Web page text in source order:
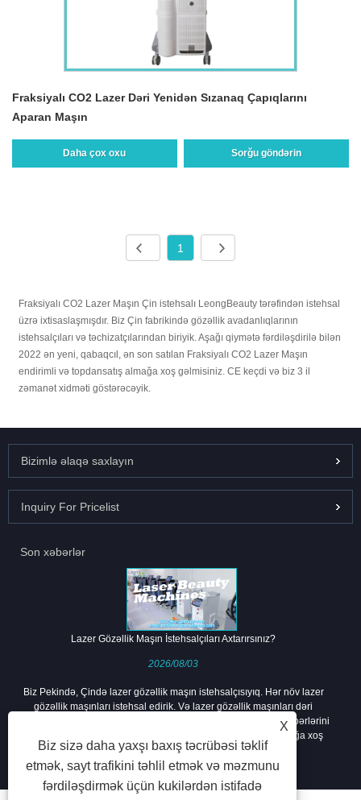
Fraksiyalı CO2 Lazer Dəri Yenidən Sızanaq Çapıqlarını
Aparan Maşın
Daha çox oxu Sorğu göndərin
1
Fraksiyalı CO2 Lazer Maşın Çin istehsalı LeongBeauty tərəfindən istehsal
üzrə ixtisaslaşmışdır. Biz Çin fabrikində gözəllik avadanlıqlarının
istehsalçıları və təchizatçılarından biriyik. Aşağı qiymətə fərdiləşdirilə bilən
2022 ən yeni, qabaqcıl, ən son satılan Fraksiyalı CO2 Lazer Maşın
endirimli və topdansatış almağa xoş gəlmisiniz. CE keçdi və biz 3 il
zəmanət xidməti göstərəcəyik.
Bizimlə əlaqə saxlayın
Inquiry For Pricelist
Son xəbərlər
Lazer Gözəllik Maşın İstehsalçıları Axtarırsınız?
2026/08/03
Biz Pekində, Çində lazer gözəllik maşın istehsalçısıyıq. Hər növ lazer
gözəllik maşınları istehsal edirik. Və lazer gözəllik maşınları dəri
problemlərinin çoxunu müalicə edə bilər. Ən son promosyon xəbərlərini
və ən yaxşı qiymətləri əldə etmək üçün bizimlə əlaqə saxlamağa xoş
gəlmisiniz.
X
Biz sizə daha yaxşı baxış təcrübəsi təklif
etmək, sayt trafikini təhlil etmək və məzmunu
fərdiləşdirmək üçün kukilərdən istifadə